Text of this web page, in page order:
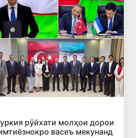
рӯйхати молҳои дорои
васеъ мекунанд